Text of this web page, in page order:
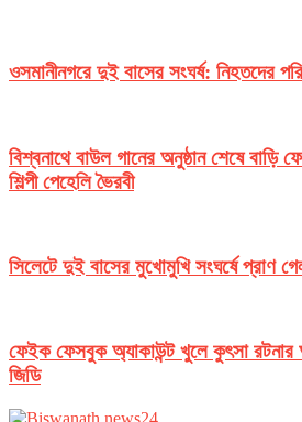
ওসমানীনগরে দুই বাসের সংঘর্ষ: নিহতদের
বিশ্বনাথে বাউল গানের অনুষ্ঠান শেষে বাড়ি
শিল্পী পেহেলি ভৈরবী
সিলেটে দুই বাসের মুখোমুখি সংঘর্ষে প্রাণ
ফেইক ফেসবুক অ্যাকাউন্ট খুলে কুৎসা রটনার
জিডি